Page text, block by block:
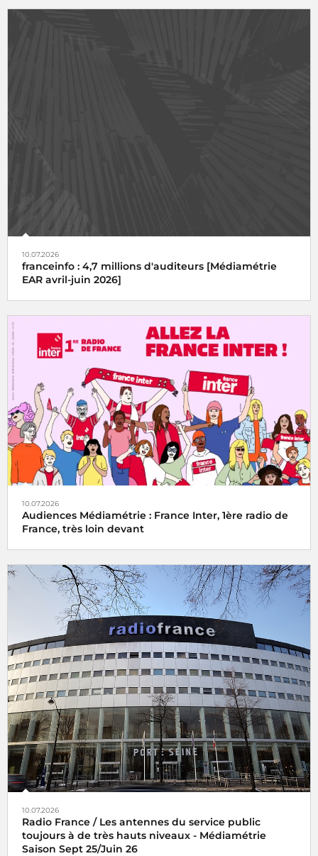
10.07.2026
franceinfo : 4,7 millions d'auditeurs [Médiamétrie
EAR avril-juin 2026]
10.07.2026
Audiences Médiamétrie : France Inter, 1ère radio de
France, très loin devant
10.07.2026
Radio France / Les antennes du service public
toujours à de très hauts niveaux - Médiamétrie
Saison Sept 25/Juin 26